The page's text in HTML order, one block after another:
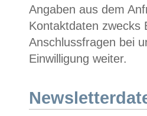
Angaben aus dem
Kontaktdaten zwecks
Anschlussfragen bei
Einwilligung weiter.